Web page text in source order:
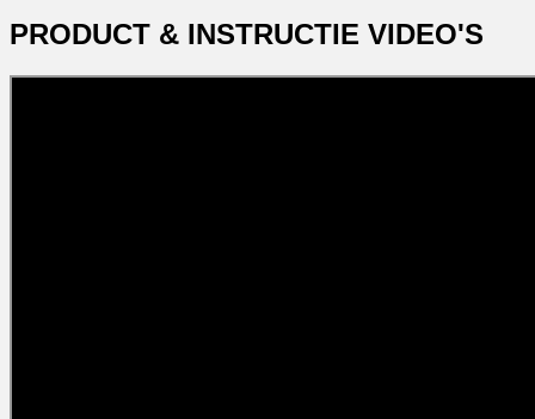
PRODUCT & INSTRUCTIE VIDEO'S